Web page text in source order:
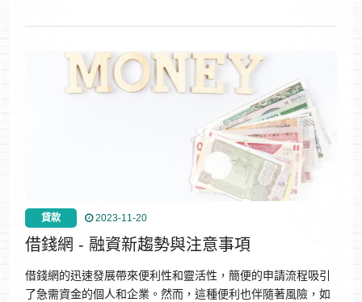
貸款 2023-11-20
借錢網 - 融資新趨勢與注意事項
借錢網的迅速發展帶來便利性和靈活性，簡便的申請流程吸引
了急需資金的個人和企業。然而，這種便利也伴隨著風險，如